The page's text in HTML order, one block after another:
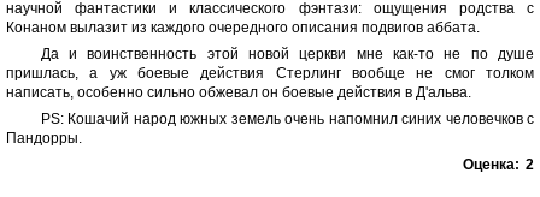
научной фантастики и классического фэнтази: ощущения родства с
Конаном вылазит из каждого очередного описания подвигов аббата.
Да и воинственность этой новой церкви мне как-то не по душе
пришлась, а уж боевые действия Стерлинг вообще не смог толком
написать, особенно сильно обжевал он боевые действия в Д'альва.
PS: Кошачий народ южных земель очень напомнил синих человечков с
Пандорры.
Оценка: 2